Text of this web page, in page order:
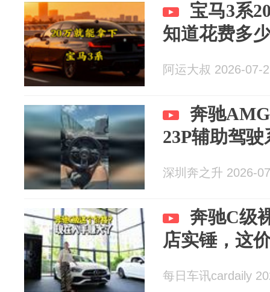
宝马3系
知道花费多
阿运大叔 2026-07-
奔驰
23P辅助驾
深圳奔之升 2026-
奔驰C级
店实锤，这
每日车讯cardaily